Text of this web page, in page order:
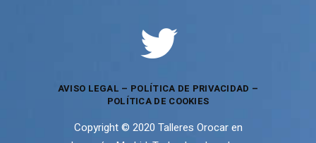
AVISO LEGAL – POLÍTICA DE PRIVACIDAD –
POLÍTICA DE COOKIES
Copyright © 2020 Talleres Orocar en